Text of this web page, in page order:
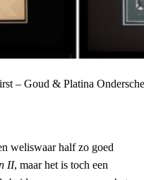
– Goud & Platina
weliswaar half zo goed
II, maar het is toch een